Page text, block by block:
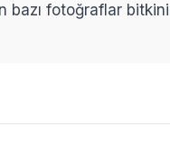
bazı fotoğraflar